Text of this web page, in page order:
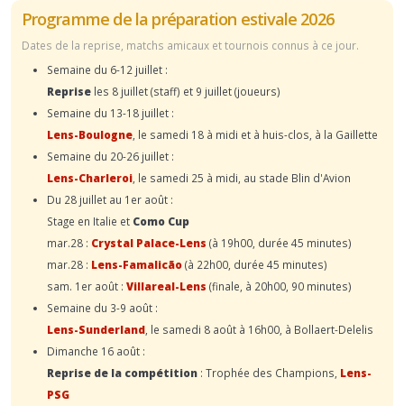
Programme de la préparation estivale 2026
Dates de la reprise, matchs amicaux et tournois connus à ce jour.
Semaine du 6-12 juillet :
Reprise les 8 juillet (staff) et 9 juillet (joueurs)
Semaine du 13-18 juillet :
Lens-Boulogne , le samedi 18 à midi et à huis-clos, à la Gaillette
Semaine du 20-26 juillet :
Lens-Charleroi , le samedi 25 à midi, au stade Blin d'Avion
Du 28 juillet au 1er août :
Stage en Italie et Como Cup
mar.28 : Crystal Palace-Lens (à 19h00, durée 45 minutes)
mar.28 : Lens-Famalicão(à 22h00, durée 45 minutes)
sam. 1er août : Villareal-Lens (finale, à 20h00, 90 minutes)
Semaine du 3-9 août :
Lens-Sunderland , le samedi 8 août à 16h00, à Bollaert-Delelis
Dimanche 16 août :
Reprise de la compétition : Trophée des Champions, Lens-
PSG